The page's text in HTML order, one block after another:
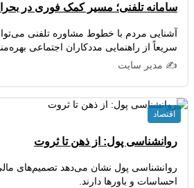
سامانه تلفنی؛ مسیر کمک فوری در
آشنایی مردم با خطوط مشاوره تلفنی
سریعاً از راهنمایی مددکاران اجتماعی
✍️ مدیر سایت
روانشناسی پول: از ذهن تا ثروت
روانشناسی پول نشان می‌دهد تصمیم‌های
احساسات و باورها دارند.
اقتصاد